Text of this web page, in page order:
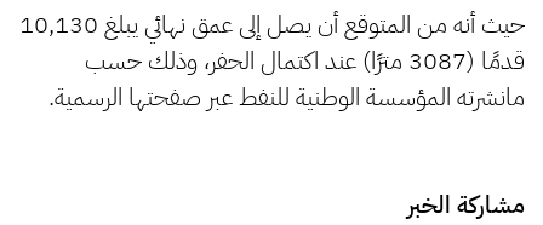
حيث أنه من المتوقع أن يصل إلى عمق نهائي يبلغ 10,130
قدمًا (3087 مترًا) عند اكتمال الحفر، وذلك حسب
مانشرته المؤسسة الوطنية للنفط عبر صفحتها الرسمية.
مشاركة الخبر